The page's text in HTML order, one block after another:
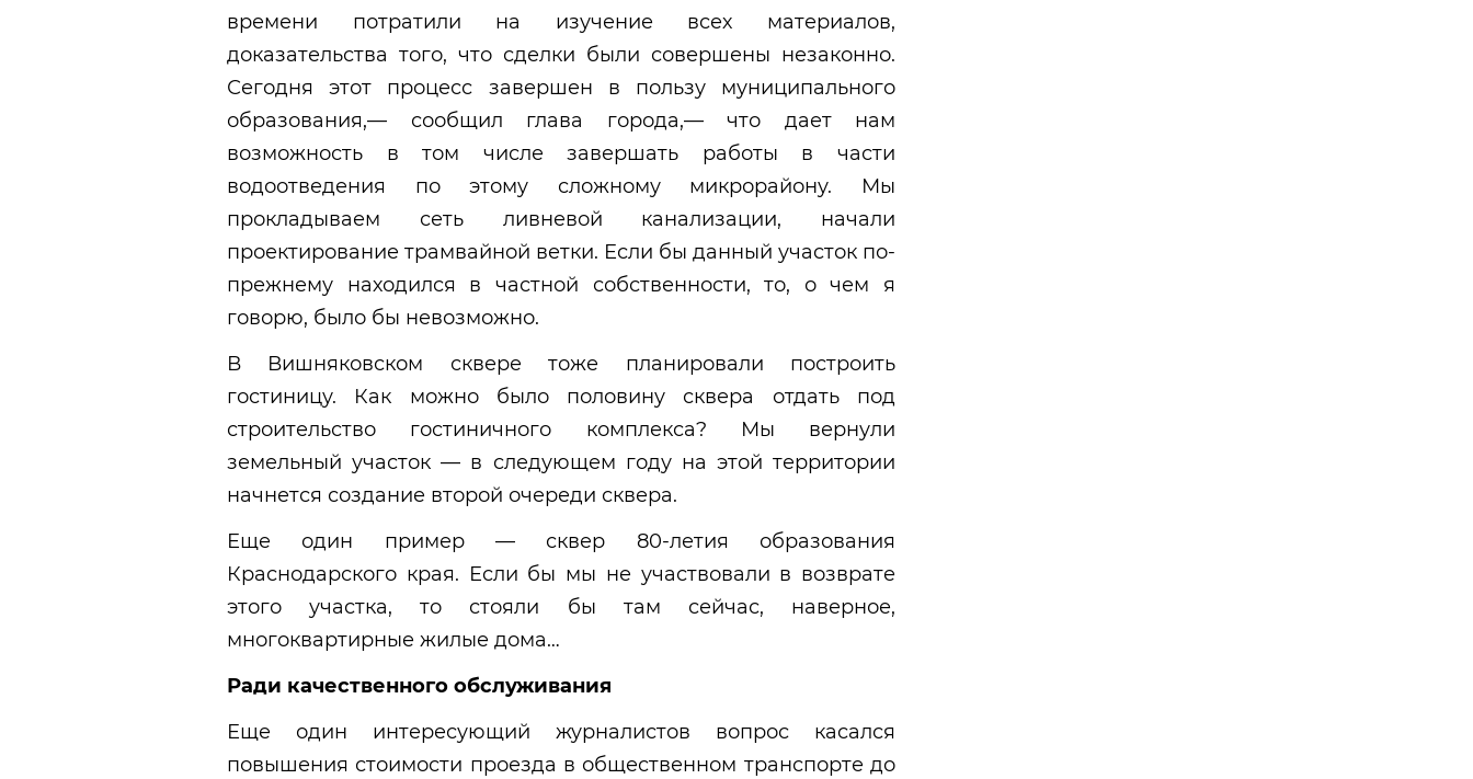
времени потратили на изучение всех материалов,
доказательства того, что сделки были совершены незаконно.
Сегодня этот процесс завершен в пользу муниципального
образования,— сообщил глава города,— что дает нам
возможность в том числе завершать работы в части
водоотведения по этому сложному микрорайону. Мы
прокладываем сеть ливневой канализации, начали
проектирование трамвайной ветки. Если бы данный участок по-
прежнему находился в частной собственности, то, о чем я
говорю, было бы невозможно.
В Вишняковском сквере тоже планировали построить
гостиницу. Как можно было половину сквера отдать под
строительство гостиничного комплекса? Мы вернули
земельный участок — в следующем году на этой территории
начнется создание второй очереди сквера.
Еще один пример — сквер 80-летия образования
Краснодарского края. Если бы мы не участвовали в возврате
этого участка, то стояли бы там сейчас, наверное,
многоквартирные жилые дома…
Ради качественного обслуживания
Еще один интересующий журналистов вопрос касался
повышения стоимости проезда в общественном транспорте до